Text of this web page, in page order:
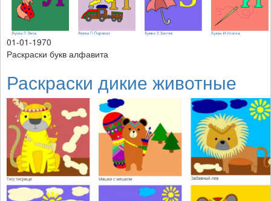
01-01-1970
Раскраски букв алфавита
Раскраски дикие животные